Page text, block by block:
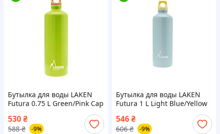
Бутылка для воды LAKEN
Futura 0.75 L Green/Pink Cap
530₴
588 ₴ -9%
Бутылка для воды LAKEN
Futura 1 L Light Blue/Yellow
546₴
606 ₴ -9%